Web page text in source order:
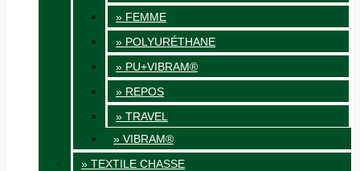
» FEMME
» POLYURÉTHANE
» PU+VIBRAM®
» REPOS
» TRAVEL
» VIBRAM®
» TEXTILE CHASSE